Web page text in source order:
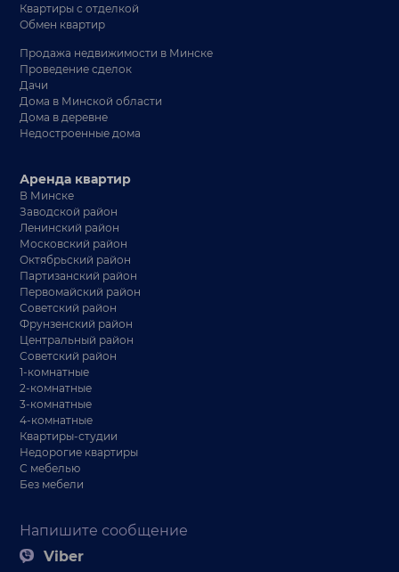
Квартиры с отделкой
Обмен квартир
Продажа недвижимости в Минске
Проведение сделок
Дачи
Дома в Минской области
Дома в деревне
Недостроенные дома
Напишите сообщение
Viber
Аренда квартир
В Минске
Заводской район
Ленинский район
Московский район
Октябрьский район
Партизанский район
Первомайский район
Советский район
Фрунзенский район
Центральный район
Советский район
1-комнатные
2-комнатные
3-комнатные
4-комнатные
Квартиры-студии
Недорогие квартиры
С мебелью
Без мебели